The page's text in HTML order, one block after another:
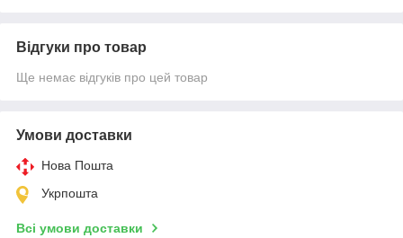
Відгуки про товар
Ще немає відгуків про цей товар
Умови доставки
Нова Пошта
Укрпошта
Всі умови доставки